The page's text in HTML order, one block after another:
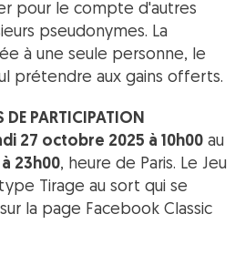
pour le compte d'autres
pseudonymes. La
à une seule personne, le
prétendre aux gains offerts.
DE PARTICIPATION
27 octobre 2025 à 10h00 au
23h00, heure de Paris. Le Jeu
Tirage au sort qui se
la page Facebook Classic